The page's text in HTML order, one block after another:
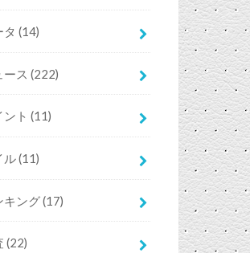
タ(14)
ース(222)
ント(11)
ル(11)
キング(17)
(22)